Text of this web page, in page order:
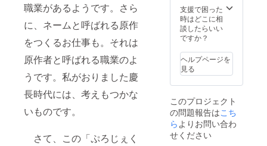
職業があるようです。さら
に、ネームと呼ばれる原作
をつくるお仕事も。それは
原作者と呼ばれる職業のよ
うです。私がおりました慶
長時代には、考えもつかな
いものです。
さて、この「ぷろじぇく
必ず備
考欄に
お書き
くださ
お礼の
メール
をお送
りしま
支援で困った
時はどこに相
談したらいい
ですか？
ヘルプページを
見る
このプロジェクト
の問題報告はこち
ら よりお問い合わ
せください